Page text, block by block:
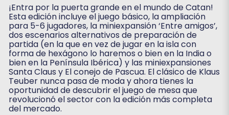
¡Entra por la puerta grande en el mundo de Catan!
Esta edición incluye el juego básico, la ampliación
para 5-6 jugadores, la miniexpansión ‘Entre amigos’,
dos escenarios alternativos de preparación de
partida (en la que en vez de jugar en la isla con
forma de hexágono lo haremos o bien en la India o
bien en la Península Ibérica) y las miniexpansiones
Santa Claus y El conejo de Pascua. El clásico de Klaus
Teuber nunca pasa de moda y ahora tienes la
oportunidad de descubrir el juego de mesa que
revolucionó el sector con la edición más completa
del mercado.